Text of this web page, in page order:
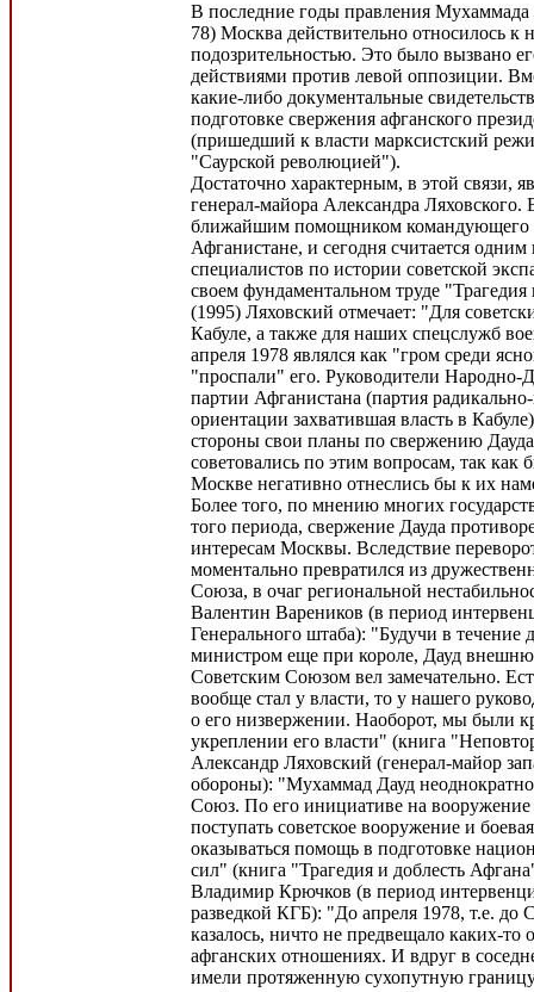
В последние годы правления Мухаммада
78) Москва действительно относилось к
подозрительностью. Это было вызвано
действиями против левой оппозиции.
какие-либо документальные
подготовке свержения афганского
(пришедший к власти марксистский
"Саурской революцией").
Достаточно характерным, в этой связи,
генерал-майора Александра
ближайшим помощником командующего
Афганистане, и сегодня считается
специалистов по истории советской
своем фундаментальном труде
(1995) Ляховский отмечает: "Для
Кабуле, а также для наших спецслужб
апреля 1978 являлся как "гром среди
"проспали" его. Руководители Народно-
партии Афганистана (партия
ориентации захватившая власть в
стороны свои планы по свержению
советовались по этим вопросам, так как
Москве негативно отнеслись бы к их
Более того, по мнению многих
того периода, свержение Дауда
интересам Москвы. Вследствие
моментально превратился из
Союза, в очаг региональной
Валентин Вареников (в период
Генерального штаба): "Будучи в течение
министром еще при короле, Дауд
Советским Союзом вел замечательно.
вообще стал у власти, то у нашего
о его низвержении. Наоборот, мы были
укреплении его власти" (книга
Александр Ляховский (генерал-майор
обороны): "Мухаммад Дауд
Союз. По его инициативе на вооружение
поступать советское вооружение и
оказываться помощь в подготовке
сил" (книга "Трагедия и доблесть
Владимир Крючков (в период
разведкой КГБ): "До апреля 1978, т.е. до
казалось, ничто не предвещало каких-то
афганских отношениях. И вдруг в
имели протяженную сухопутную